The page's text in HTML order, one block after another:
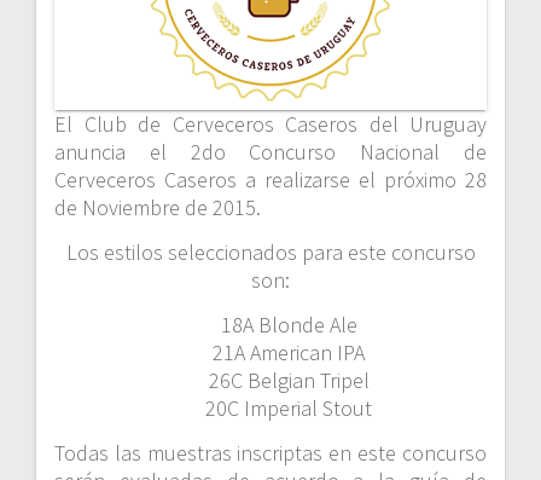
El Club de Cerveceros Caseros del Uruguay
anuncia el 2do Concurso Nacional de
Cerveceros Caseros a realizarse el próximo 28
de Noviembre de 2015.
Los estilos seleccionados para este concurso
son:
18A Blonde Ale
21A American IPA
26C Belgian Tripel
20C Imperial Stout
Todas las muestras inscriptas en este concurso